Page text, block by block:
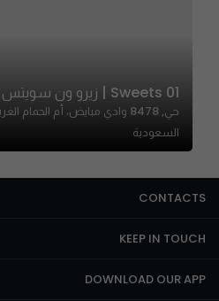
01 Sweets | زيرو ون سويتس
السعودية
CONTACTS
KEEP IN TOUCH
DOWNLOAD OUR APP